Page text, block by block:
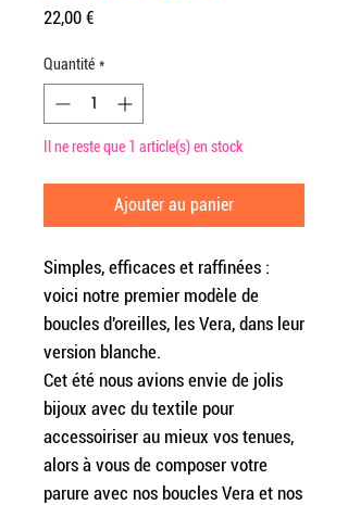
22,00 €
Quantité *
Il ne reste que 1 article(s) en stock
Ajouter au panier
Simples, efficaces et raffinées :
voici notre premier modèle de
boucles d'oreilles, les Vera, dans leur
version blanche.
Cet été nous avions envie de jolis
bijoux avec du textile pour
accessoiriser au mieux vos tenues,
alors à vous de composer votre
parure avec nos boucles Vera et nos